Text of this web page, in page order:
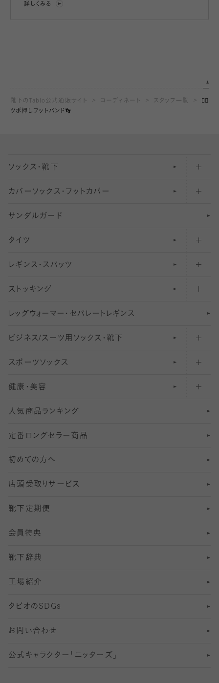
詳しくみる
靴下のTabio公式通販サイト コーディネート スタッフ一覧
👍🏻
ツボ押しフットバンド👣
ソックス・靴下
五本指ソックス・靴下
足袋ソックス・靴下
無地・プレーンソックス・靴下
柄ソックス・靴下
スニーカー（くるぶし）用ソックス
アンクル・ショートソックス（くるぶし上）
クルーソックス（ふくらはぎ下）
ハイソックス
オーバーニー・ニーハイソックス
カバーソックス・フットカバー
フットカバー・カバーソックス（深め）
フットカバー・カバーソックス（ふつう）
フットカバー・カバーソックス（浅め）
サンダルガード
タイツ
30デニール以下のタイツ（薄手タイツ）
31〜40デニールタイツ
41〜60デニールタイツ
61〜80デニールタイツ
81 〜110デニールタイツ
111〜210デニールタイツ
211デニールタイツ以上（防寒・厚手タイツ）
レギンス・スパッツ
柄レギンス
無地レギンス
レギンスパンツ（レギパン）
マタニティレギンス
5 分丈
6 分丈レギンス
7 分丈 レギンス
8 分丈 レギンス
10分丈 レギンス
12分丈レギンス
13分丈レギンス
ストッキング
伝線しにくいストッキング
ショートストッキング
結婚式用ストッキング
美脚ストッキング
オールスルーストッキング
レッ グ ウォー マー ・ セパレー ト レ ギンス
ビジネス/スーツ用 ソックス・靴下
匠シリーズ
フレッシャーズ向けソックス・靴下
冠婚葬祭向けソックス・靴下
スーツカジュアルソックス・靴下
ロングホーズ
スポーツソックス
ランニングソックス・靴下
ゴルフソックス・靴下
サッカー・フットサル用ソックス
ヨガソックス・靴下
スポーツ用レッグウォーマー
SSサイズ（21～23cm）
Sサイズ（22～25cm）
Mサイズ（25～27cm）
Lサイズ（27～29cm）
健康・美容
インナーソックス
加圧・着圧ソックス
冷えとり靴下
着圧・加圧タイツ
むくみ対策
足の疲れ対策
足の臭い対策
冷え対策
靴ずれ対策
快適な睡眠対策
人気商品ランキング
定番ロングセラー商品
初めての方へ
店頭受取りサービス
靴下定期便
会員特典
靴下辞典
工場紹介
タビオのSDGs
お問い合わせ
公式キャラクター「ニッターズ」